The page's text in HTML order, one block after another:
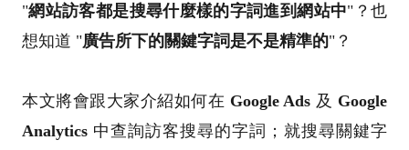
"網站訪客都是搜尋什麼樣的字詞進到網站中"？也
想知道 "廣告所下的關鍵字詞是不是精準的"？
本文將會跟大家介紹如何在 Google Ads 及 Google
Analytics 中查詢訪客搜尋的字詞；就搜尋關鍵字